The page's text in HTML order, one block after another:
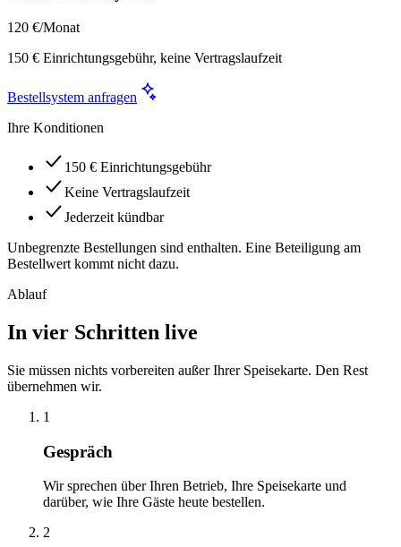
120 €/Monat
150 € Einrichtungsgebühr, keine Vertragslaufzeit
Bestellsystem anfragen
Ihre Konditionen
150 € Einrichtungsgebühr
Keine Vertragslaufzeit
Jederzeit kündbar
Unbegrenzte Bestellungen sind enthalten. Eine Beteiligung am
Bestellwert kommt nicht dazu.
Ablauf
In vier Schritten live
Sie müssen nichts vorbereiten außer Ihrer Speisekarte. Den Rest
übernehmen wir.
1
Gespräch
Wir sprechen über Ihren Betrieb, Ihre Speisekarte und
darüber, wie Ihre Gäste heute bestellen.
2